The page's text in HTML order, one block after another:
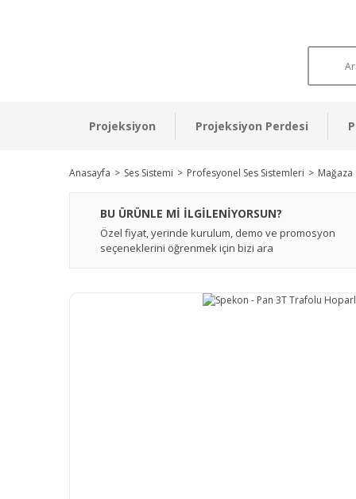
Projeksiyon Projeksiyon Perdesi
Anasayfa Ses Sistemi Profesyonel Ses Sistemleri Mağaza
BU ÜRÜNLE Mİ İLGİLENİYORSUN?
Özel fiyat, yerinde kurulum, demo ve promosyon
seçeneklerini öğrenmek için bizi ara